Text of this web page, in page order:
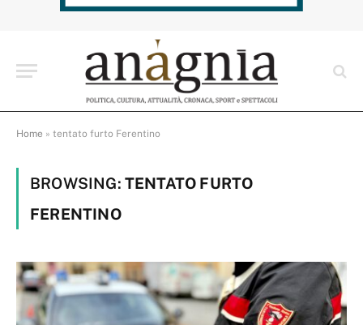
Home » tentato furto Ferentino
BROWSING: TENTATO FURTO
FERENTINO